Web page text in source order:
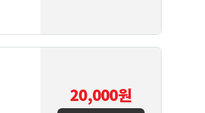
20,000원